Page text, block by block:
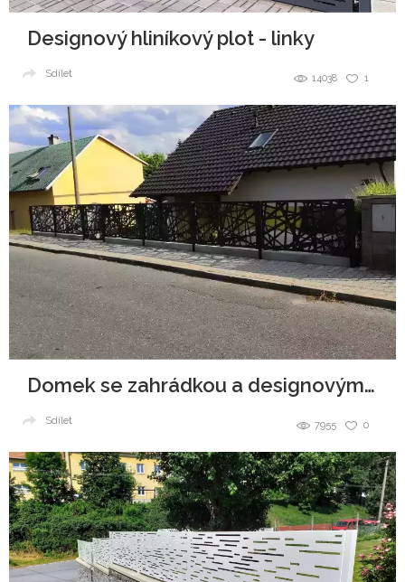
Designový hliníkový plot - linky
1
14038
Sdílet
Domek se zahrádkou a designovým plotem
0
7955
Sdílet